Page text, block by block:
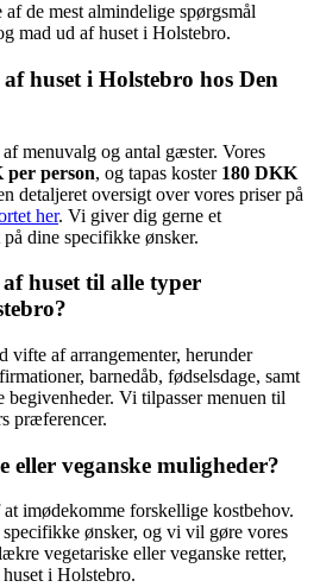
de mest almindelige spørgsmål
mad ud af huset i Holstebro.
huset i Holstebro hos Den
menuvalg og antal gæster. Vores
per person, og tapas koster 180 DKK
detaljeret oversigt over vores priser på
her. Vi giver dig gerne et
dine specifikke ønsker.
huset til alle typer
vifte af arrangementer, herunder
barnedåb, fødselsdage, samt
Vi tilpasser menuen til
præferencer.
eller veganske muligheder?
imødekomme forskellige kostbehov.
ønsker, og vi vil gøre vores
vegetariske eller veganske retter,
i Holstebro.